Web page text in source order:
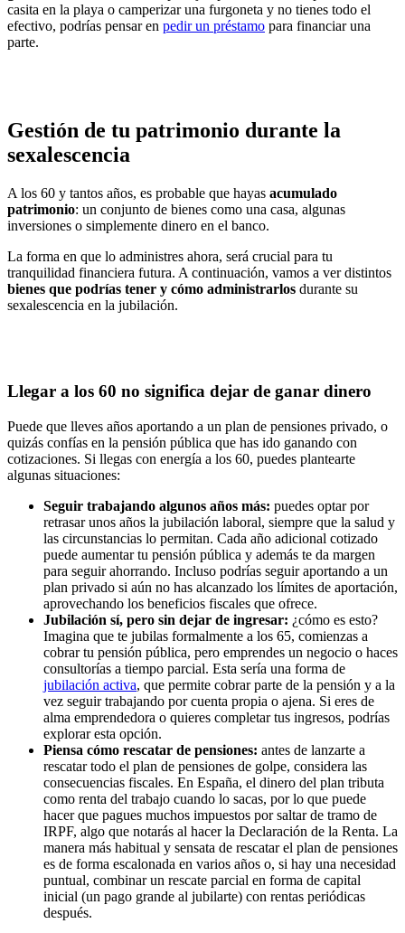
casita en la playa o camperizar una furgoneta y no tienes todo el
efectivo, podrías pensar en pedir un préstamo para financiar una
parte.
Gestión de tu patrimonio durante la
sexalescencia
A los 60 y tantos años, es probable que hayas acumulado
patrimonio: un conjunto de bienes como una casa, algunas
inversiones o simplemente dinero en el banco.
La forma en que lo administres ahora, será crucial para tu
tranquilidad financiera futura. A continuación, vamos a ver distintos
bienes que podrías tener y cómo administrarlos durante su
sexalescencia en la jubilación.
Llegar a los 60 no significa dejar de ganar dinero
Puede que lleves años aportando a un plan de pensiones privado, o
quizás confías en la pensión pública que has ido ganando con
cotizaciones. Si llegas con energía a los 60, puedes plantearte
algunas situaciones:
Seguir trabajando algunos años más: puedes optar por
retrasar unos años la jubilación laboral, siempre que la salud y
las circunstancias lo permitan. Cada año adicional cotizado
puede aumentar tu pensión pública y además te da margen
para seguir ahorrando. Incluso podrías seguir aportando a un
plan privado si aún no has alcanzado los límites de aportación,
aprovechando los beneficios fiscales que ofrece.
Jubilación sí, pero sin dejar de ingresar: ¿cómo es esto?
Imagina que te jubilas formalmente a los 65, comienzas a
cobrar tu pensión pública, pero emprendes un negocio o haces
consultorías a tiempo parcial. Esta sería una forma de
jubilación activa, que permite cobrar parte de la pensión y a la
vez seguir trabajando por cuenta propia o ajena. Si eres de
alma emprendedora o quieres completar tus ingresos, podrías
explorar esta opción.
Piensa cómo rescatar de pensiones: antes de lanzarte a
rescatar todo el plan de pensiones de golpe, considera las
consecuencias fiscales. En España, el dinero del plan tributa
como renta del trabajo cuando lo sacas, por lo que puede
hacer que pagues muchos impuestos por saltar de tramo de
IRPF, algo que notarás al hacer la Declaración de la Renta. La
manera más habitual y sensata de rescatar el plan de pensiones
es de forma escalonada en varios años o, si hay una necesidad
puntual, combinar un rescate parcial en forma de capital
inicial (un pago grande al jubilarte) con rentas periódicas
después.